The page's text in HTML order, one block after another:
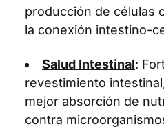
producción de células
la conexión intestino-
Salud Intestinal:
revestimiento
mejor absorción de
contra